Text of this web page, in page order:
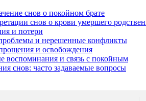
снов о покойном брате
снов о крови умершего
и потери
и нерешенные конфликты
и освобождения
воспоминания и связь с покойным
снов: часто задаваемые вопросы